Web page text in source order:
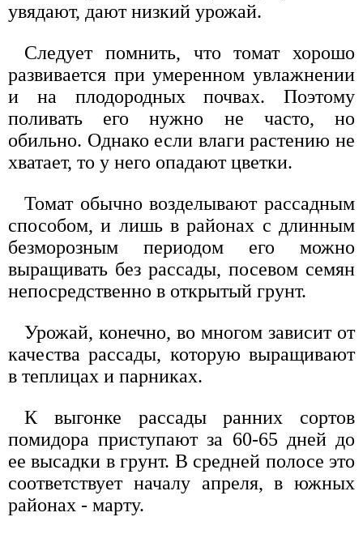
увядают, дают низкий урожай.
Следует помнить, что томат хорошо
развивается при умеренном увлажнении
и на плодородных почвах. Поэтому
поливать его нужно не часто, но
обильно. Однако если влаги растению не
хватает, то у него опадают цветки.
Томат обычно возделывают рассадным
способом, и лишь в районах с длинным
безморозным периодом его можно
выращивать без рассады, посевом семян
непосредственно в открытый грунт.
Урожай, конечно, во многом зависит от
качества рассады, которую выращивают
в теплицах и парниках.
К выгонке рассады ранних сортов
помидора приступают за 60-65 дней до
ее высадки в грунт. В средней полосе это
соответствует началу апреля, в южных
районах - марту.